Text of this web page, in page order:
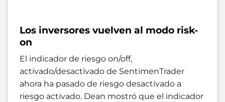
Los inversores vuelven al modo risk-
on
El indicador de riesgo on/off,
activado/desactivado de SentimenTrader
ahora ha pasado de riesgo desactivado a
riesgo activado. Dean mostró que el indicador